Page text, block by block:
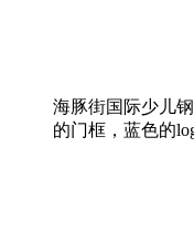
海豚街国际少儿
的门框，蓝色的